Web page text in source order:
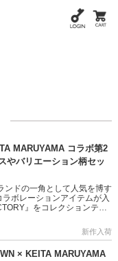
MARUYAMA コラボ第2
やバリエーション柄セッ
ンドの一角として人気を博す
ラボレーションアイテムが入
』をコレクションテー
新作入荷
× KEITA MARUYAMA